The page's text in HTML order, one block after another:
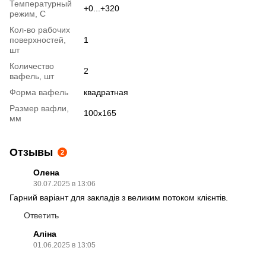
Температурный
режим, С
+0...+320
Кол-во рабочих
поверхностей,
шт
1
Количество
вафель, шт
2
Форма вафель
квадратная
Размер вафли,
мм
100х165
Отзывы 2
Олена
30.07.2025 в 13:06
Гарний варіант для закладів з великим потоком клієнтів.
Ответить
Аліна
01.06.2025 в 13:05